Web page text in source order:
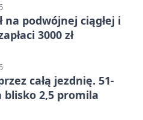
na podwójnej ciągłej i
3000 zł
całą jezdnię. 51-
blisko 2,5 promila